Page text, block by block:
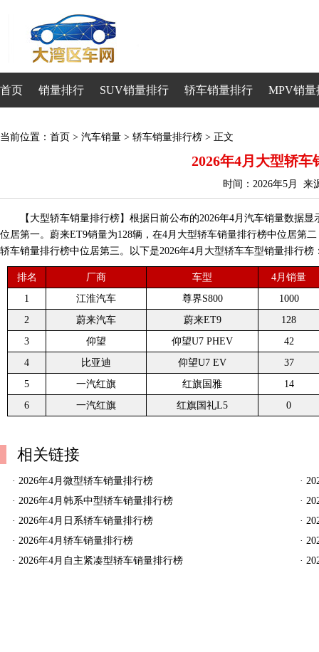
首页 销量排行 SUV销量排行 轿车销量排行 MPV销量
当前位置： 首页 > 汽车销量 > 轿车销量排行榜 > 正文
2026年4月大型轿车
时间：2026年5月 来
【大型轿车销量排行榜】根据日前公布的2026年4月汽车销量数据
位居第一。蔚来ET9销量为128辆，在4月大型轿车销量排行榜中位居第
轿车销量排行榜中位居第三。以下是2026年4月大型轿车车型销量排行榜
排名 厂商 车型
4月销量
1
江淮汽车 尊界S800
1000
2
蔚来汽车 蔚来ET9
128
3
仰望 仰望U7 PHEV
42
4
比亚迪 仰望U7 EV
37
5
一汽红旗 红旗国雅
14
6
一汽红旗 红旗国礼L5 0
相关链接
· 2026年4月微型轿车销量排行榜 ·
· 2026年4月韩系中型轿车销量排行榜 ·
· 2026年4月日系轿车销量排行榜 ·
· 2026年4月轿车销量排行榜 ·
· 2026年4月自主紧凑型轿车销量排行榜 ·